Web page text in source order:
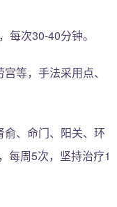
次30-40分钟。
等，手法采用点、
、命门、阳关、环
每周5次，坚持治疗1